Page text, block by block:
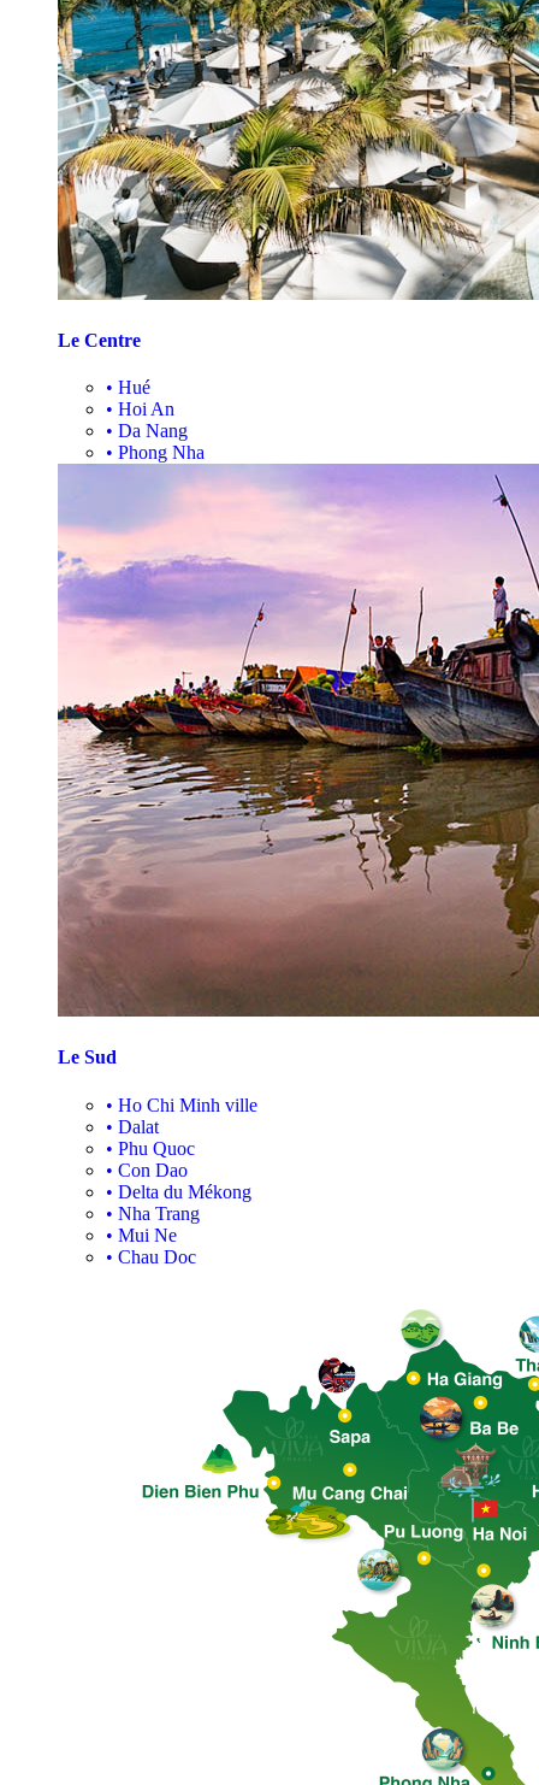
Le Centre
• Hué
• Hoi An
• Da Nang
• Phong Nha
Le Sud
• Ho Chi Minh ville
• Dalat
• Phu Quoc
• Con Dao
• Delta du Mékong
• Nha Trang
• Mui Ne
• Chau Doc